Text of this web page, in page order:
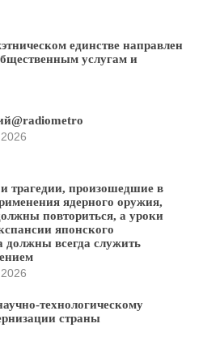
единстве направлен
услугам и
трагедии, произошедшие в
ядерного оружия,
повториться, а уроки
японского
должны всегда служить
технологическому
страны